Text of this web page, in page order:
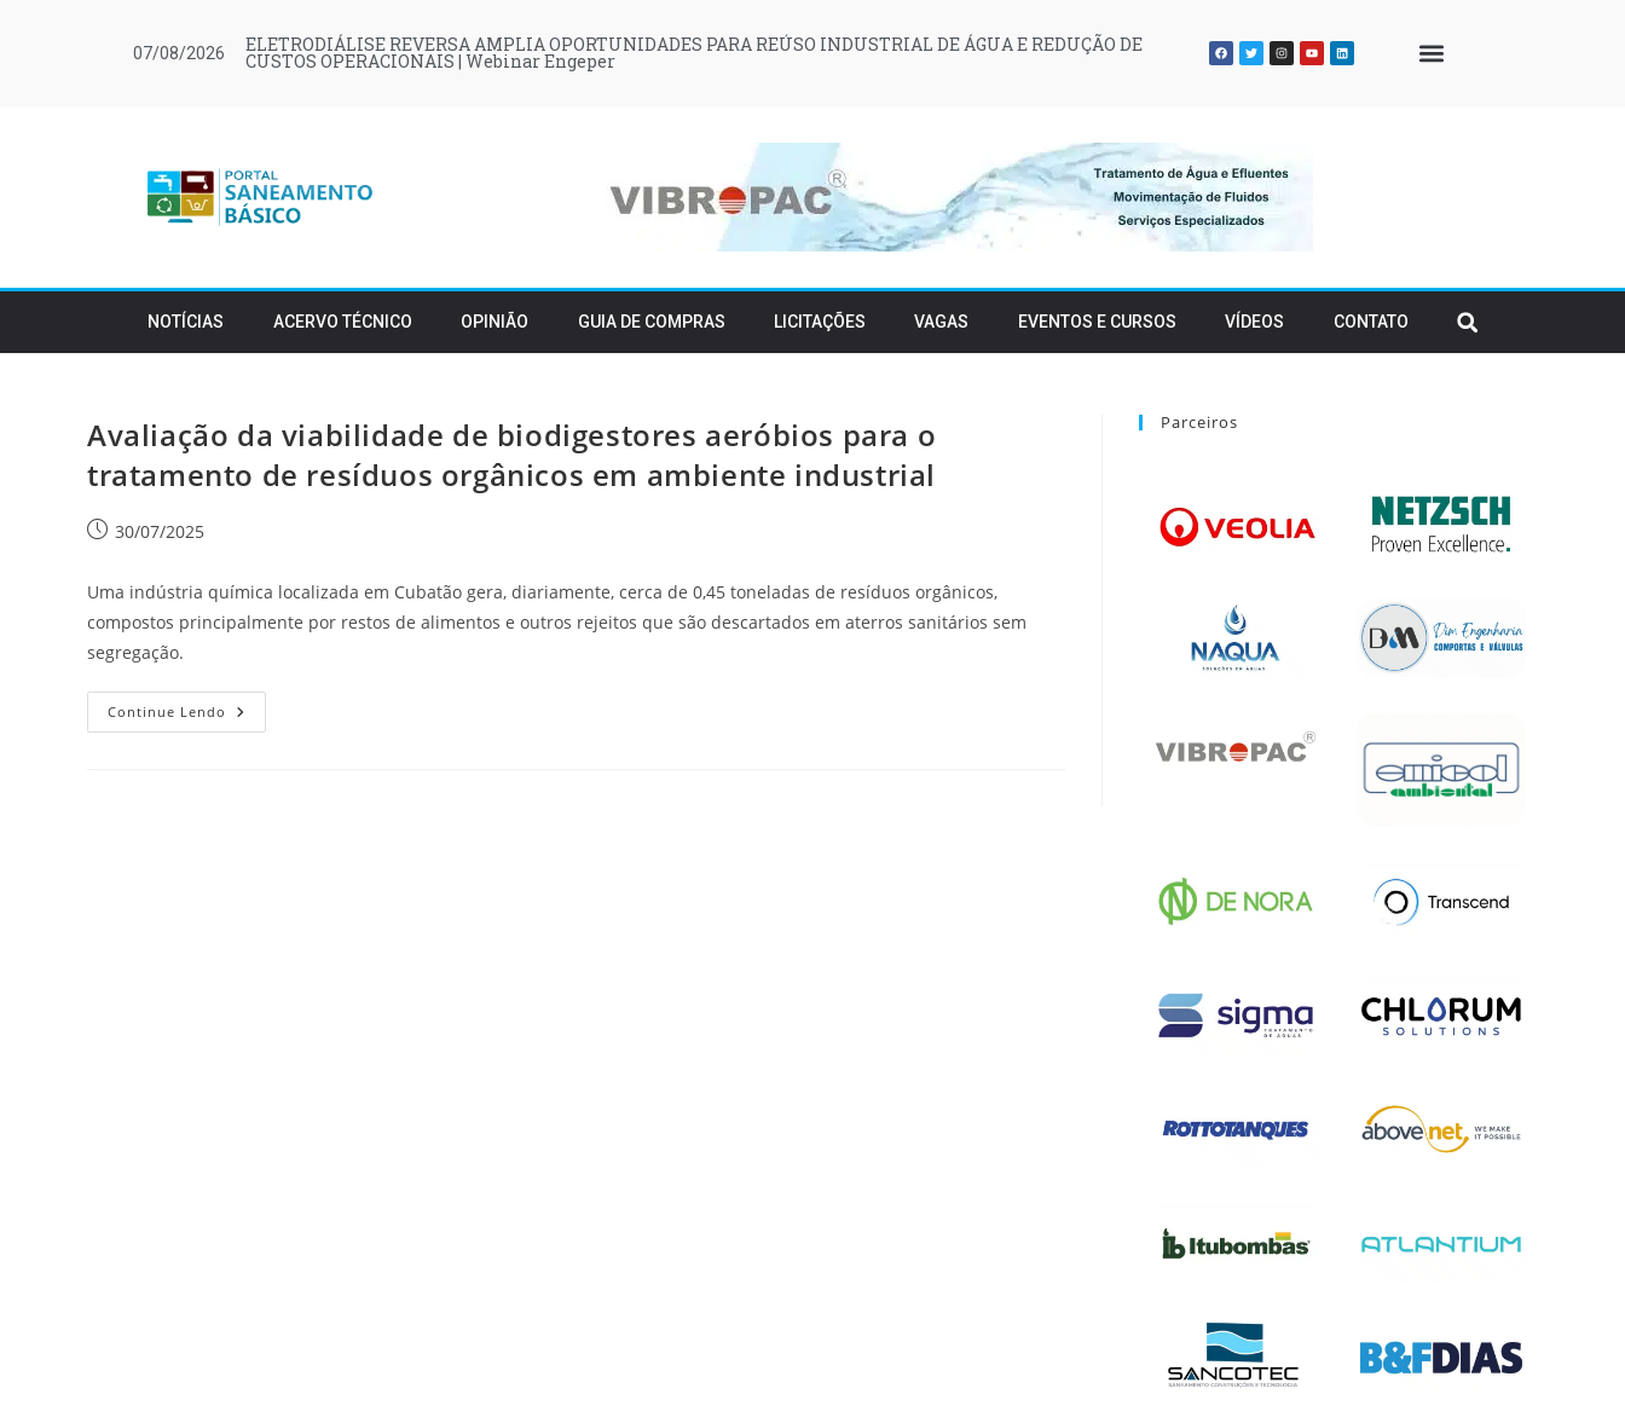
07/08/2026 ELETRODIÁLISE REVERSA AMPLIA OPORTUNIDADES PARA REÚSO INDUSTRIAL DE ÁGUA E REDUÇÃO DE
CUSTOS OPERACIONAIS | Webinar Engeper
NOTÍCIAS ACERVO TÉCNICO OPINIÃO GUIA DE COMPRAS LICITAÇÕES VAGAS EVENTOS E CURSOS VÍDEOS CONTATO
Avaliação da viabilidade de biodigestores aeróbios para o
tratamento de resíduos orgânicos em ambiente industrial
30/07/2025
Uma indústria química localizada em Cubatão gera, diariamente, cerca de 0,45 toneladas de resíduos orgânicos,
compostos principalmente por restos de alimentos e outros rejeitos que são descartados em aterros sanitários sem
segregação.
Continue Lendo
Parceiros